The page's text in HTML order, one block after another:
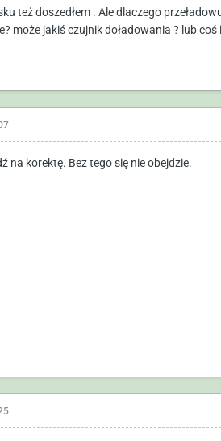
też doszedłem . Ale dlaczego
może jakiś czujnik doładowania ? lub
na korektę. Bez tego się nie obejdzie.